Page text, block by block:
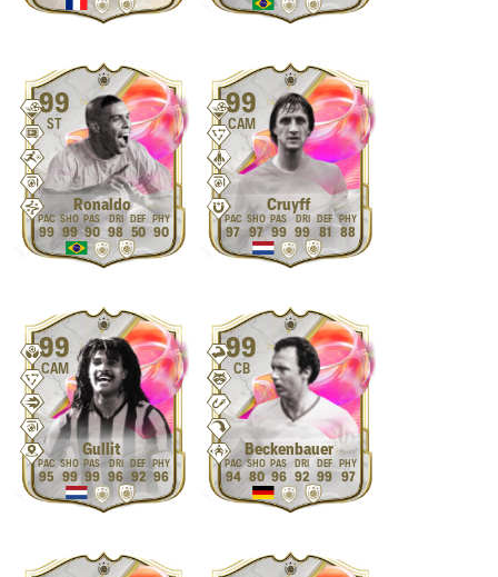
99
ST
Ronaldo
99 99 90 98 50 90
99
CAM
Cruyff
97 97 99 99 81 88
99
CAM
Gullit
95 99 99 96 92 96
99
CB
Beckenbauer
94 80 96 92 99 97